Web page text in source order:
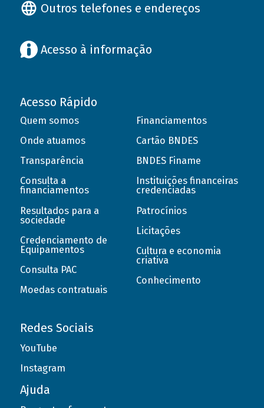
Outros telefones e endereços
Acesso à informação
Acesso Rápido
Quem somos
Onde atuamos
Transparência
Consulta a
financiamentos
Resultados para a
sociedade
Credenciamento de
Equipamentos
Consulta PAC
Moedas contratuais
Financiamentos
Cartão BNDES
BNDES Finame
Instituições financeiras
credenciadas
Patrocínios
Licitações
Cultura e economia
criativa
Conhecimento
Redes Sociais
YouTube
Instagram
Ajuda